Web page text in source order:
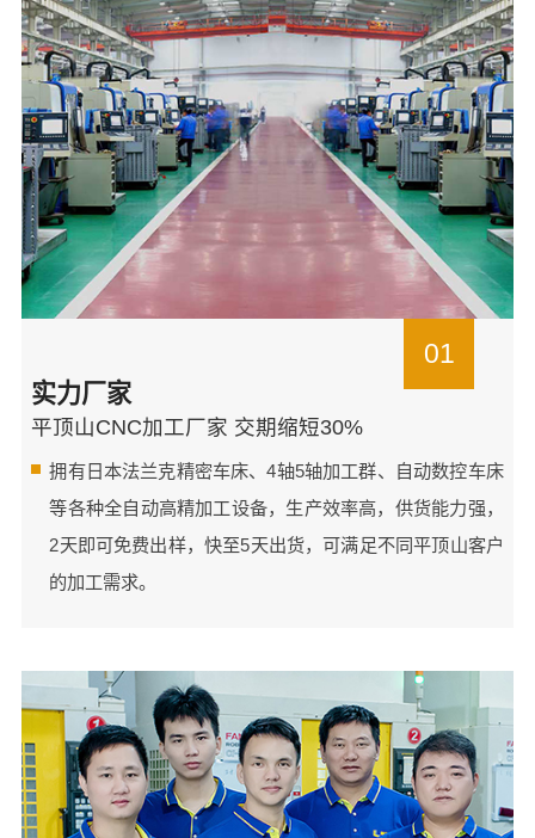
01
实力厂家
平顶山CNC加工厂家 交期缩短30%
拥有日本法兰克精密车床、4轴5轴加工群、自动数控车床
等各种全自动高精加工设备，生产效率高，供货能力强，
2天即可免费出样，快至5天出货，可满足不同平顶山客户
的加工需求。